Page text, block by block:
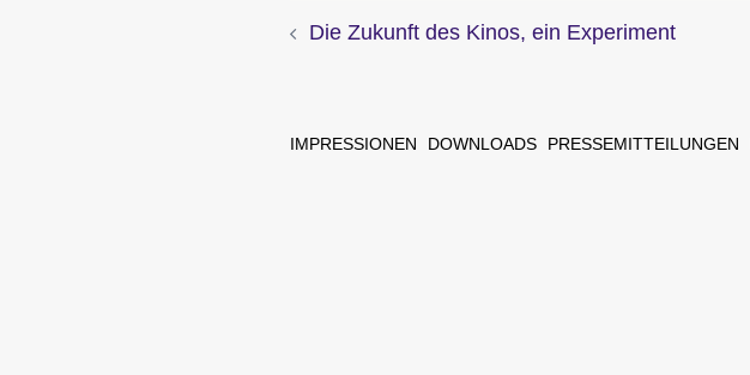
Die Zukunft des Kinos, ein Experiment
IMPRESSIONEN DOWNLOADS PRESSEMITTEILUNGEN